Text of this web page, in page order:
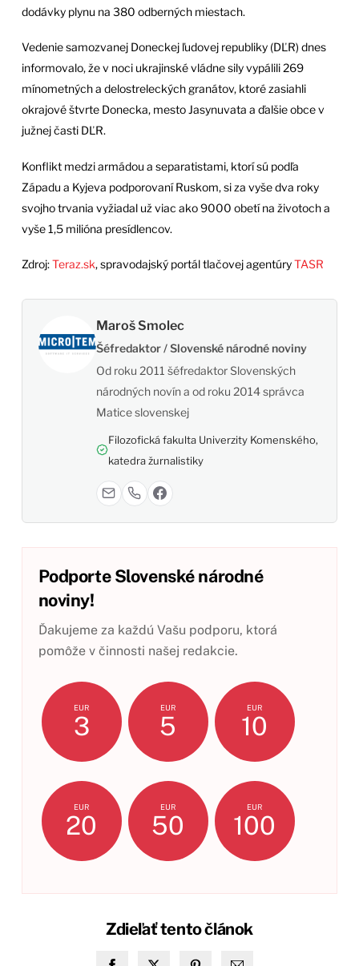
dodávky plynu na 380 odberných miestach.
Vedenie samozvanej Doneckej ľudovej republiky (DĽR) dnes
informovalo, že v noci ukrajinské vládne sily vypálili 269
mínometných a delostreleckých granátov, ktoré zasiahli
okrajové štvrte Donecka, mesto Jasynuvata a ďalšie obce v
južnej časti DĽR.
Konflikt medzi armádou a separatistami, ktorí sú podľa
Západu a Kyjeva podporovaní Ruskom, si za vyše dva roky
svojho trvania vyžiadal už viac ako 9000 obetí na životoch a
vyše 1,5 milióna presídlencov.
Zdroj:Teraz.sk, spravodajský portál tlačovej agentúryTASR
Maroš Smolec
Šéfredaktor / Slovenské národné noviny
Od roku 2011 šéfredaktor Slovenských
národných novín a od roku 2014 správca
Matice slovenskej
Filozofická fakulta Univerzity Komenského,
katedra žurnalistiky
Podporte Slovenské národné
noviny!
Ďakujeme za každú Vašu podporu, ktorá
pomôže v činnosti našej redakcie.
EUR
3
EUR
5
EUR
10
EUR
20
EUR
50
EUR
100
Zdieľať tento článok